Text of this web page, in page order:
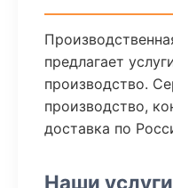
предлагает
производство.
производство,
доставка по
Наши услуги